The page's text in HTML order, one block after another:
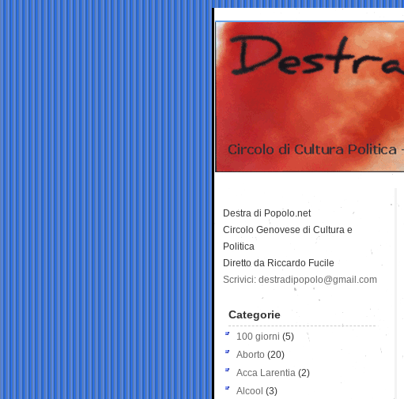
Destra di Popolo.net
Circolo Genovese di Cultura e
Politica
Diretto da Riccardo Fucile
Scrivici: destradipopolo@gmail.com
Categorie
100 giorni (5)
Aborto (20)
Acca Larentia (2)
Alcool (3)